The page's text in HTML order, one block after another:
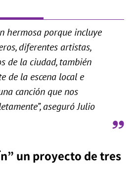
hermosa porque incluye
diferentes artistas,
de la ciudad, también
de la escena local e
canción que nos
aseguró Julio
un proyecto de tres